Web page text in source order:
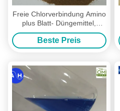
Freie Chlorverbindung Amino
plus Blatt- Düngemittel,
Protein-Hydrolysat-
Düngemittel
Beste Preis